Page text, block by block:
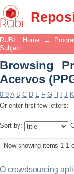
Browsing
Subject
RUBI :: Home →
Subject
Browsing
Acervos
0-9 A B C D E F G H J K
Or enter first few letters:
Sort by:
Now showing items 1-1
O crowdsourcing